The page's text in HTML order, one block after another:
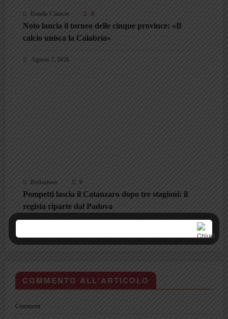
Danilo Ciancio 0
Noto lancia il torneo delle cinque province: «Il
calcio unisca la Calabria»
Agosto 7, 2026
Redazione 0
Pompetti lascia il Catanzaro dopo tre stagioni: il
regista riparte dal Padova
COMMENTO ALL'ARTICOLO
Commenti